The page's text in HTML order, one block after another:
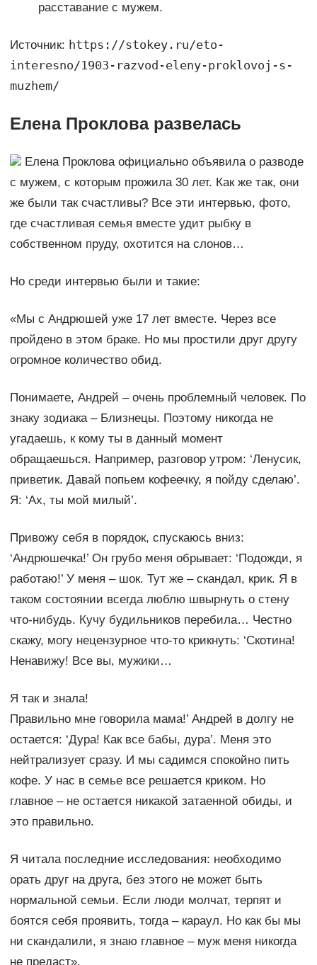
расставание с мужем.
Источник: https://stokey.ru/eto-
interesno/1903-razvod-eleny-proklovoj-s-
muzhem/
Елена Проклова развелась
Елена Проклова официально объявила о разводе
с мужем, с которым прожила 30 лет. Как же так, они
же были так счастливы? Все эти интервью, фото,
где счастливая семья вместе удит рыбку в
собственном пруду, охотится на слонов…
Но среди интервью были и такие:
«Мы с Андрюшей уже 17 лет вместе. Через все
пройдено в этом браке. Но мы простили друг другу
огромное количество обид.
Понимаете, Андрей – очень проблемный человек. По
знаку зодиака – Близнецы. Поэтому никогда не
угадаешь, к кому ты в данный момент
обращаешься. Например, разговор утром: ‘Ленусик,
приветик. Давай попьем кофеечку, я пойду сделаю’.
Я: ‘Ах, ты мой милый’.
Привожу себя в порядок, спускаюсь вниз:
‘Андрюшечка!’ Он грубо меня обрывает: ‘Подожди, я
работаю!’ У меня – шок. Тут же – скандал, крик. Я в
таком состоянии всегда люблю швырнуть о стену
что-нибудь. Кучу будильников перебила… Честно
скажу, могу нецензурное что-то крикнуть: ‘Скотина!
Ненавижу! Все вы, мужики…
Я так и знала!
Правильно мне говорила мама!’ Андрей в долгу не
остается: ‘Дура! Как все бабы, дура’. Меня это
нейтрализует сразу. И мы садимся спокойно пить
кофе. У нас в семье все решается криком. Но
главное – не остается никакой затаенной обиды, и
это правильно.
Я читала последние исследования: необходимо
орать друг на друга, без этого не может быть
нормальной семьи. Если люди молчат, терпят и
боятся себя проявить, тогда – караул. Но как бы мы
ни скандалили, я знаю главное – муж меня никогда
не предаст».